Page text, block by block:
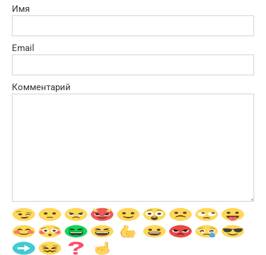
Имя
Email
Комментарий